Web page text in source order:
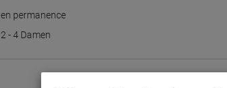
en permanence
2 - 4 Damen